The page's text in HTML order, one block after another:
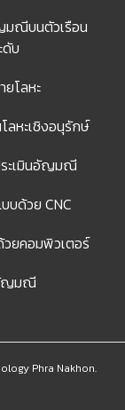
มณีบนตัวเรือน
ดับ
ยโลหะ
หะเชิงอนุรักษ์
ระเมินอัญมณี
บด้วย CNC
ยคอมพิวเตอร์
ญมณี
Phra Nakhon.